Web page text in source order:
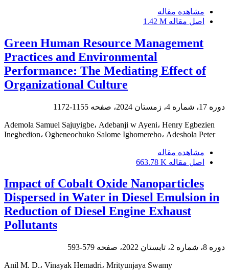
مشاهده مقاله
اصل مقاله 1.42 M
Green Human Resource Management
Practices and Environmental
Performance: The Mediating Effect of
Organizational Culture
دوره 17، شماره 4، زمستان 2024، صفحه 1155-1172
Ademola Samuel Sajuyigbe، Adebanji w Ayeni، Henry Egbezien
Inegbedion، Ogheneochuko Salome Ighomereho، Adeshola Peter
مشاهده مقاله
اصل مقاله 663.78 K
Impact of Cobalt Oxide Nanoparticles
Dispersed in Water in Diesel Emulsion in
Reduction of Diesel Engine Exhaust
Pollutants
دوره 8، شماره 2، تابستان 2022، صفحه 579-593
Anil M. D.، Vinayak Hemadri، Mrityunjaya Swamy